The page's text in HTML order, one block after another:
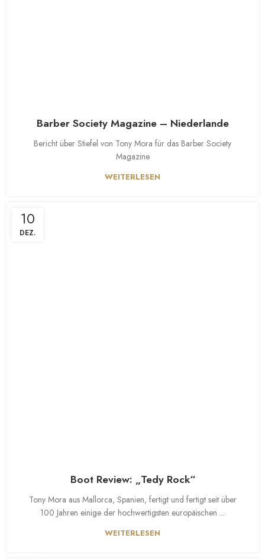
Barber Society Magazine – Niederlande
Bericht über Stiefel von Tony Mora für das Barber Society
Magazine
WEITERLESEN
10
DEZ.
Boot Review: „Tedy Rock“
Tony Mora aus Mallorca, Spanien, fertigt und fertigt seit über
100 Jahren einige der hochwertigsten europäischen ...
WEITERLESEN